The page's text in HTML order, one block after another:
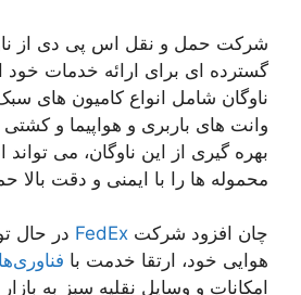
شرکت حمل و نقل اس پی دی از
گسترده ای برای ارائه خدمات خود
ناوگان شامل انواع کامیون های
وانت های باربری و هواپیما و
بهره گیری از این ناوگان، می تواند
محموله ها را با ایمنی و دقت بالا
چان افزود شرکت FedEx در حال
هوایی خود، ارتقا خدمت با
امکانات و وسایل نقلیه سبز به